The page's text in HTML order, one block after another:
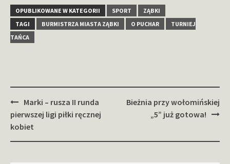
OPUBLIKOWANE W KATEGORII SPORT
ZĄBKI
TAGI
BURMISTRZA MIASTA ZĄBKI O PUCHAR
TURNIEJ
TAŃCA
Zobacz
wpisy
Marki – rusza II runda
pierwszej ligi piłki ręcznej
kobiet
Bieżnia przy wołomińskiej
„5” już gotowa!